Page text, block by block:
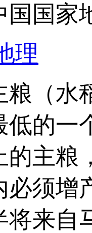
国国家
理
粮（水
低的一
的主粮
必须
将来自